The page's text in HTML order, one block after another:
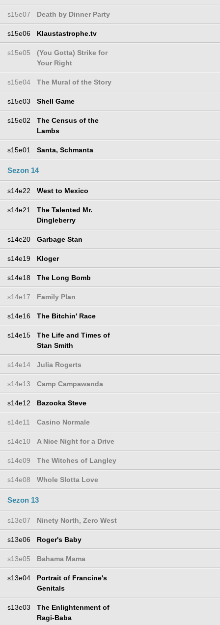
s15e07 Death by Dinner Party
s15e06 Klaustastrophe.tv
s15e05
(You Gotta) Strike for
Your Right
s15e04 The Mural of the Story
s15e03 Shell Game
s15e02
The Census of the
Lambs
s15e01 Santa, Schmanta
Sezon 14
s14e22 West to Mexico
s14e21
The Talented Mr.
Dingleberry
s14e20 Garbage Stan
s14e19 Kloger
s14e18 The Long Bomb
s14e17 Family Plan
s14e16 The Bitchin' Race
s14e15
The Life and Times of
Stan Smith
s14e14 Julia Rogerts
s14e13 Camp Campawanda
s14e12 Bazooka Steve
s14e11 Casino Normale
s14e10 A Nice Night for a Drive
s14e09 The Witches of Langley
s14e08 Whole Slotta Love
Sezon 13
s13e07 Ninety North, Zero West
s13e06 Roger's Baby
s13e05 Bahama Mama
s13e04
Portrait of Francine's
Genitals
s13e03
The Enlightenment of
Ragi-Baba